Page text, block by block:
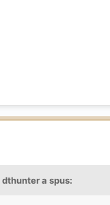
dthuntera spus: